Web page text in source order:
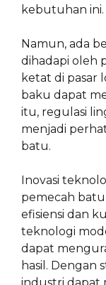
kebutuhan ini.
Namun, ada
dihadapi oleh
ketat di pasar
baku dapat
itu, regulasi
menjadi
batu.
Inovasi
pemecah
efisiensi dan
teknologi
dapat
hasil. Dengan